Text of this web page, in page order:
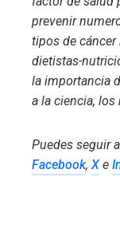
prevenir
tipos de cáncer
dietistas-
la importancia
a la ciencia,
Puedes seguir a
Facebook, Xe